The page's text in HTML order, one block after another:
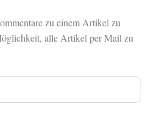
zu einem Artikel zu
alle Artikel per Mail zu